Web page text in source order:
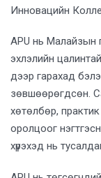
Инновацийн
APU нь Малайзын
эхлэлийн
дээр гарахад
зөвшөөрөгдсөн.
хөтөлбөр,
оролцоог
хүрэхэд нь